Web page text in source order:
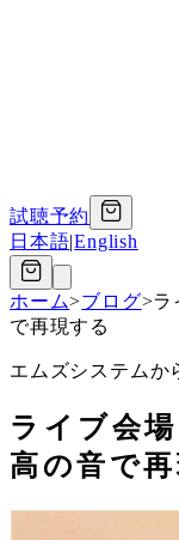
試聴予約
日本語|English
ホーム>ブログ>ラ
で再現する
エムズシステムか
ライブ会
高の音で